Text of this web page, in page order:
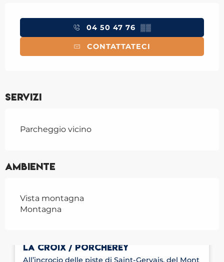
04 50 47 76 ▒▒
CONTATTATECI
Servizi
Parcheggio vicino
Ambiente
Vista montagna
Montagna
LA CROIX / PORCHEREY
All’incrocio delle piste di Saint-Gervais, del Mont